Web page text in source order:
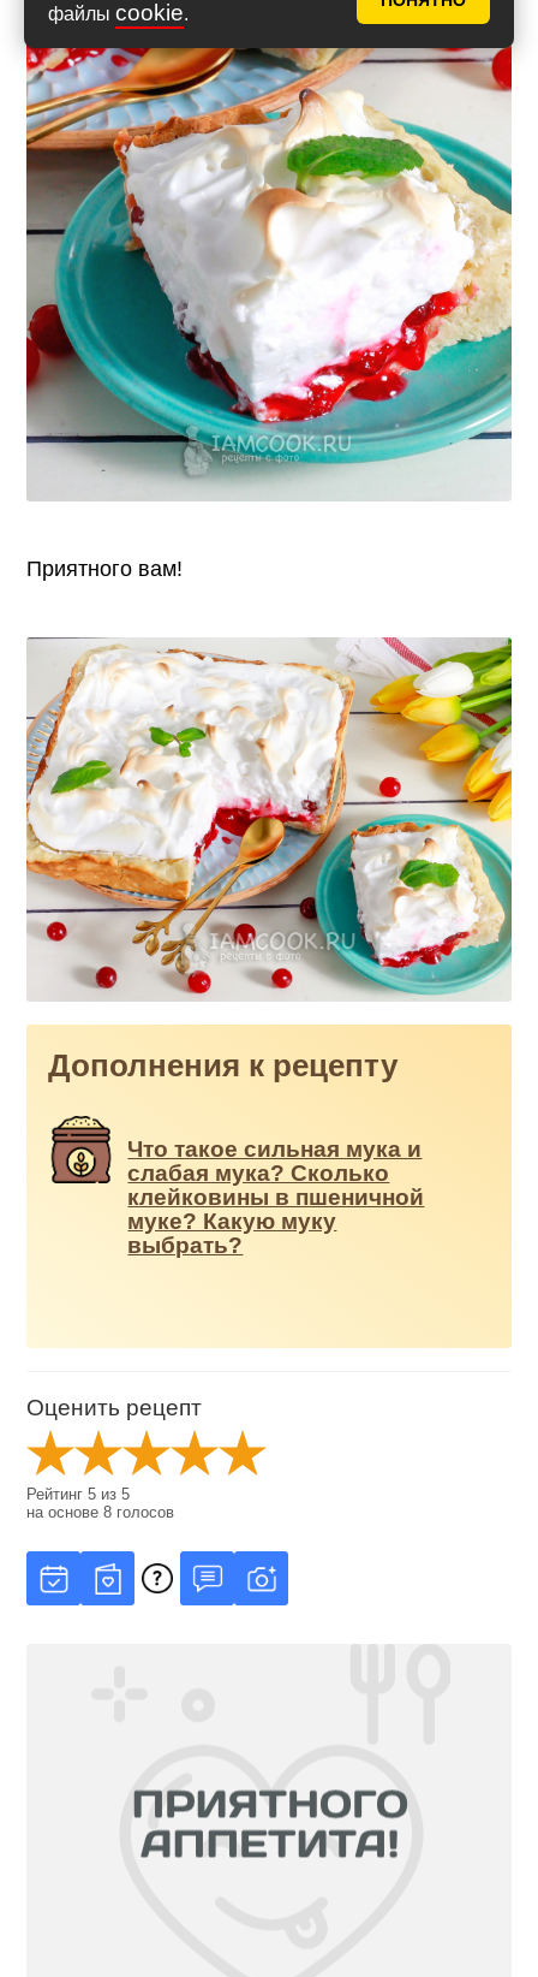
файлы cookie.
Приятного вам!
Дополнения к рецепту
Что такое сильная мука и
слабая мука? Сколько
клейковины в пшеничной
муке? Какую муку
выбрать?
Оценить рецепт
Рейтинг5 из5
на основе8 голосов